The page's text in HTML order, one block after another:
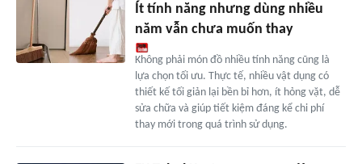
Ít tính năng nhưng dùng nhiều
năm vẫn chưa muốn thay
Không phải món đồ nhiều tính năng cũng là
lựa chọn tối ưu. Thực tế, nhiều vật dụng có
thiết kế tối giản lại bền bỉ hơn, ít hỏng vặt, dễ
sửa chữa và giúp tiết kiệm đáng kể chi phí
thay mới trong quá trình sử dụng.